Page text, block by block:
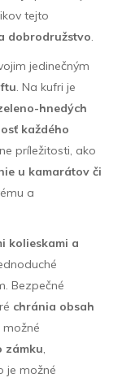
tejto
dobrodružstvo.
jedinečným
. Na kufri je
hnedých
každého
príležitosti, ako
u kamarátov či
a
kolieskami a
Bezpečné
chránia obsah
zámku,
je možné